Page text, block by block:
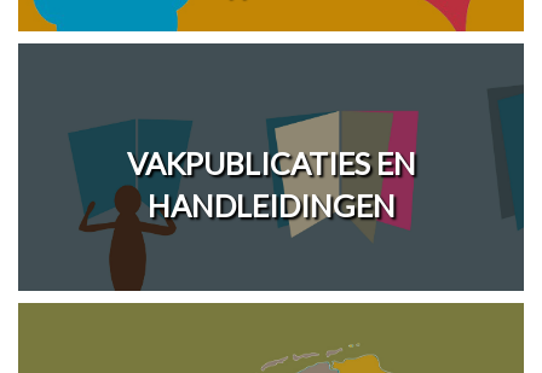
VAKPUBLICATIES EN
HANDLEIDINGEN